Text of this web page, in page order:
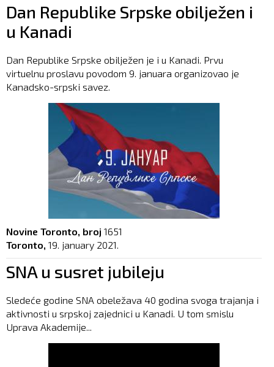
Dan Republike Srpske obilježen i
u Kanadi
Dan Republike Srpske obilježen je i u Kanadi. Prvu
virtuelnu proslavu povodom 9. januara organizovao je
Kanadsko-srpski savez.
Novine Toronto, broj 1651
Toronto, 19. january 2021.
SNA u susret jubileju
Sledeće godine SNA obeležava 40 godina svoga trajanja i
aktivnosti u srpskoj zajednici u Kanadi. U tom smislu
Uprava Akademije...